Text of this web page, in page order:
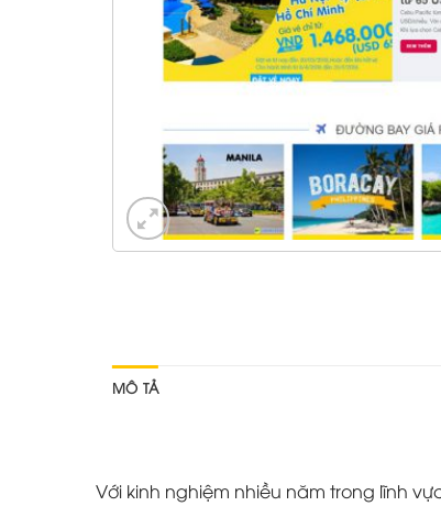
MÔ TẢ
Với kinh nghiệm nhiều năm trong lĩnh